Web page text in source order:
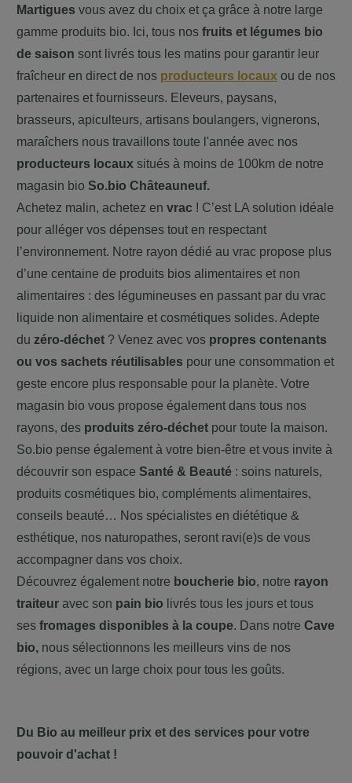
Martigues vous avez du choix et ça grâce à notre large
gamme produits bio. Ici, tous nos fruits et légumes bio
de saison sont livrés tous les matins pour garantir leur
fraîcheur en direct de nos producteurs locaux ou de nos
partenaires et fournisseurs. Eleveurs, paysans,
brasseurs, apiculteurs, artisans boulangers, vignerons,
maraîchers nous travaillons toute l'année avec nos
producteurs locaux situés à moins de 100km de notre
magasin bio So.bio Châteauneuf.
Achetez malin, achetez en vrac ! C’est LA solution idéale
pour alléger vos dépenses tout en respectant
l’environnement. Notre rayon dédié au vrac propose plus
d’une centaine de produits bios alimentaires et non
alimentaires : des légumineuses en passant par du vrac
liquide non alimentaire et cosmétiques solides. Adepte
du zéro-déchet ? Venez avec vos propres contenants
ou vos sachets réutilisables pour une consommation et
geste encore plus responsable pour la planète. Votre
magasin bio vous propose également dans tous nos
rayons, des produits zéro-déchet pour toute la maison.
So.bio pense également à votre bien-être et vous invite à
découvrir son espace Santé & Beauté : soins naturels,
produits cosmétiques bio, compléments alimentaires,
conseils beauté… Nos spécialistes en diététique &
esthétique, nos naturopathes, seront ravi(e)s de vous
accompagner dans vos choix.
Découvrez également notre boucherie bio, notre rayon
traiteur avec son pain bio livrés tous les jours et tous
ses fromages disponibles à la coupe. Dans notre Cave
bio, nous sélectionnons les meilleurs vins de nos
régions, avec un large choix pour tous les goûts.
Du Bio au meilleur prix et des services pour votre
pouvoir d'achat !